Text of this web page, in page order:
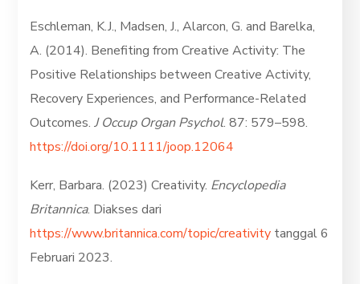
Eschleman, K.J., Madsen, J., Alarcon, G. and Barelka,
A. (2014). Benefiting from Creative Activity: The
Positive Relationships between Creative Activity,
Recovery Experiences, and Performance-Related
Outcomes.J Occup Organ Psychol. 87: 579–598.
https://doi.org/10.1111/joop.12064
Kerr, Barbara. (2023) Creativity. Encyclopedia
Britannica. Diakses dari
https://www.britannica.com/topic/creativity tanggal 6
Februari 2023.